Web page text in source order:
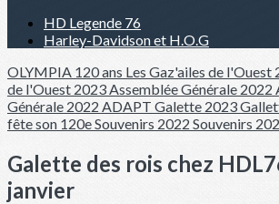
HD Legende 76
Harley-Davidson et H.O.G
OLYMPIA 120 ans Les Gaz'ailes de l'Ouest
de l'Ouest 2023Assemblée Générale 2022
Générale 2022 ADAPT Galette 2023
fête son 120eSouvenirs 2022 Souvenirs
Galette des rois chez
janvier